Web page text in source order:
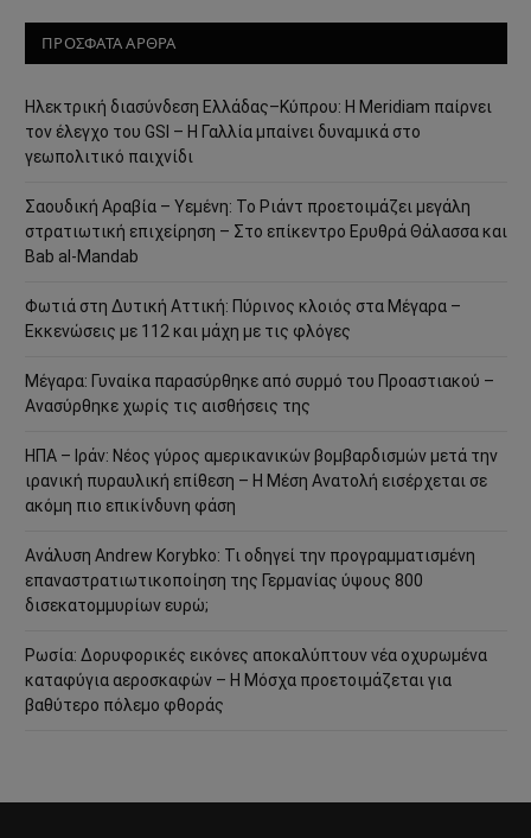
ΠΡΟΣΦΑΤΑ ΑΡΘΡΑ
Ηλεκτρική διασύνδεση Ελλάδας–Κύπρου: Η Meridiam παίρνει
τον έλεγχο του GSI – Η Γαλλία μπαίνει δυναμικά στο
γεωπολιτικό παιχνίδι
Σαουδική Αραβία – Υεμένη: Το Ριάντ προετοιμάζει μεγάλη
στρατιωτική επιχείρηση – Στο επίκεντρο Ερυθρά Θάλασσα και
Bab al-Mandab
Φωτιά στη Δυτική Αττική: Πύρινος κλοιός στα Μέγαρα –
Εκκενώσεις με 112 και μάχη με τις φλόγες
Μέγαρα: Γυναίκα παρασύρθηκε από συρμό του Προαστιακού –
Ανασύρθηκε χωρίς τις αισθήσεις της
ΗΠΑ – Ιράν: Νέος γύρος αμερικανικών βομβαρδισμών μετά την
ιρανική πυραυλική επίθεση – Η Μέση Ανατολή εισέρχεται σε
ακόμη πιο επικίνδυνη φάση
Ανάλυση Andrew Korybko: Τι οδηγεί την προγραμματισμένη
επαναστρατιωτικοποίηση της Γερμανίας ύψους 800
δισεκατομμυρίων ευρώ;
Ρωσία: Δορυφορικές εικόνες αποκαλύπτουν νέα οχυρωμένα
καταφύγια αεροσκαφών – Η Μόσχα προετοιμάζεται για
βαθύτερο πόλεμο φθοράς